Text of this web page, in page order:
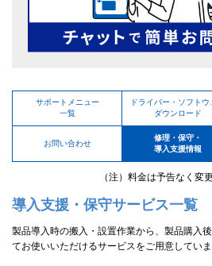
サポートメニュー
一覧
ドライバー・ソフトウ
ダウンロード
お問い合わせ
修理・保守・
導入支援情報
（注）料金は予告なく変
導入支援・保守サービス一覧
製品導入時の搬入・設置作業から、製品購入
てお使いいただけるサービスをご用意していま